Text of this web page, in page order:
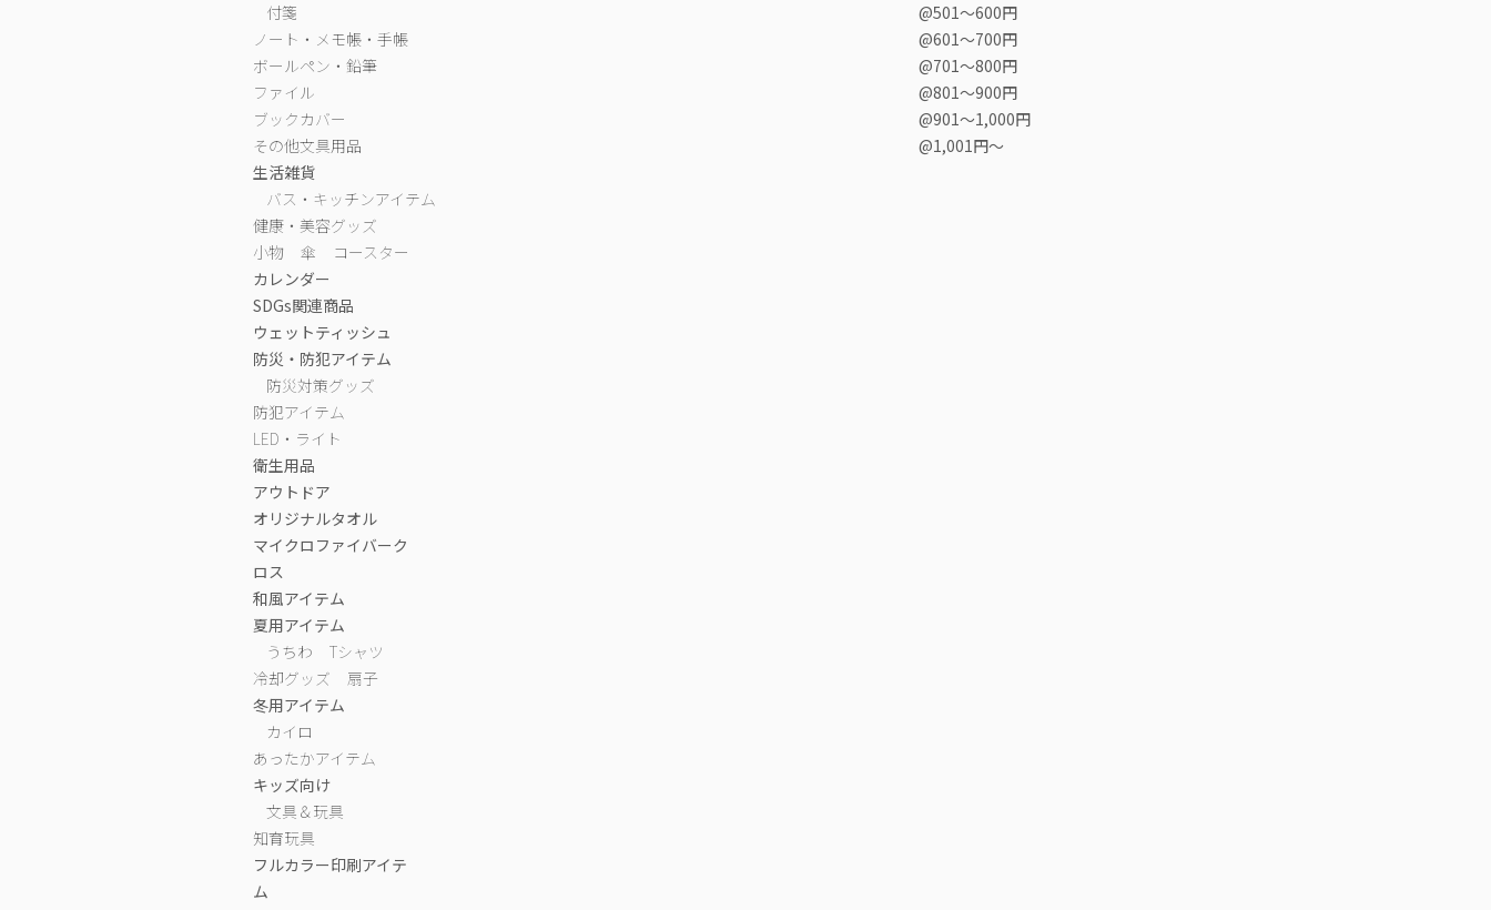
付箋
ノート・メモ帳・手帳
ボールペン・鉛筆
ファイル
ブックカバー
その他文具用品
生活雑貨
バス・キッチンアイテム
健康・美容グッズ
小物
傘
コースター
カレンダー
SDGs関連商品
ウェットティッシュ
防災・防犯アイテム
防災対策グッズ
防犯アイテム
LED・ライト
衛生用品
アウトドア
オリジナルタオル
マイクロファイバーク
ロス
和風アイテム
夏用アイテム
うちわ
Tシャツ
冷却グッズ
扇子
冬用アイテム
カイロ
あったかアイテム
キッズ向け
文具＆玩具
知育玩具
フルカラー印刷アイテ
ム
@501〜600円
@601〜700円
@701〜800円
@801〜900円
@901〜1,000円
@1,001円〜